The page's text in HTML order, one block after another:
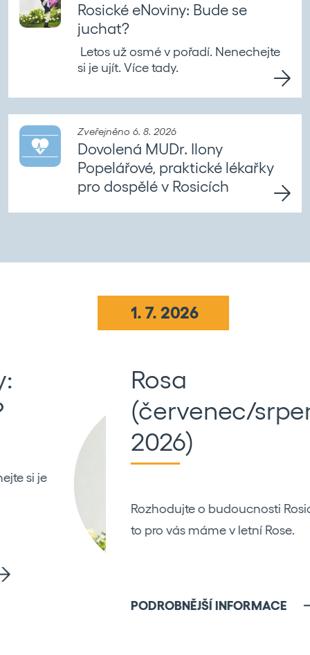
Rosické eNoviny: Bude se
juchat?
Letos už osmé v pořadí. Nenechejte
si je ujít. Více tady.
Zveřejněno 6. 8. 2026
Dovolená MUDr. Ilony
Popelářové, praktické lékařky
pro dospělé v Rosicích
(červenec/srpen
2026)
Rozhodujte o budoucnosti Rosic! Jak na
to pro vás máme v letní Rose.
PODROBNĚJŠÍ INFORMACE